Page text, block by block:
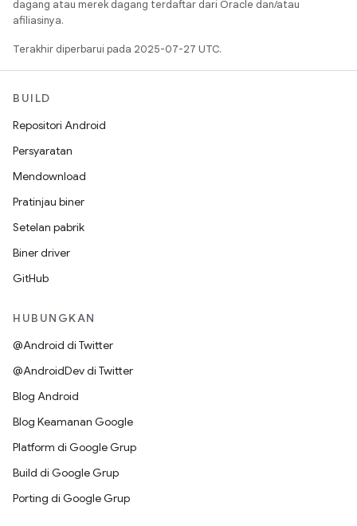
dagang atau merek dagang terdaftar dari Oracle dan/atau
afiliasinya.
Terakhir diperbarui pada 2025-07-27 UTC.
BUILD
Repositori Android
Persyaratan
Mendownload
Pratinjau biner
Setelan pabrik
Biner driver
GitHub
HUBUNGKAN
@Android di Twitter
@AndroidDev di Twitter
Blog Android
Blog Keamanan Google
Platform di Google Grup
Build di Google Grup
Porting di Google Grup